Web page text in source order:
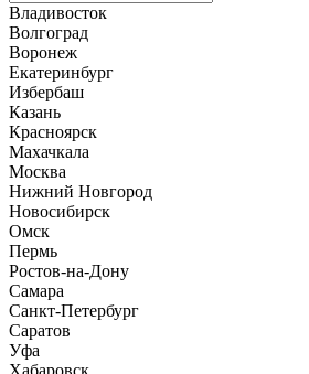
Владивосток
Волгоград
Воронеж
Екатеринбург
Избербаш
Казань
Красноярск
Махачкала
Москва
Нижний Новгород
Новосибирск
Омск
Пермь
Ростов-на-Дону
Самара
Санкт-Петербург
Саратов
Уфа
Хабаровск